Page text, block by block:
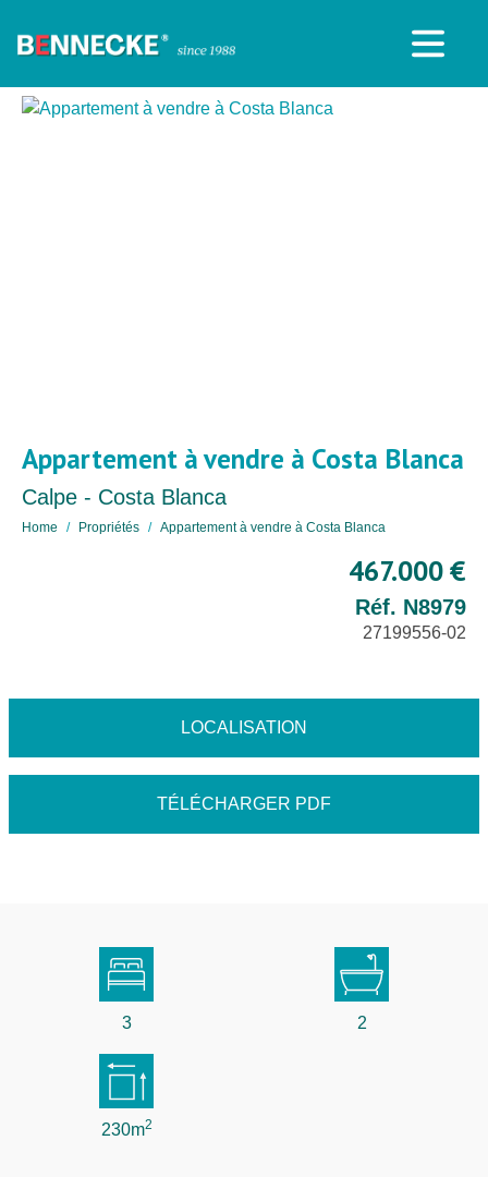
Appartement à vendre à Costa Blanca
Calpe - Costa Blanca
Home Propriétés Appartement à vendre à Costa Blanca
467.000 €
Réf. N8979
27199556-02
LOCALISATION
TÉLÉCHARGER PDF
3 2
230m2